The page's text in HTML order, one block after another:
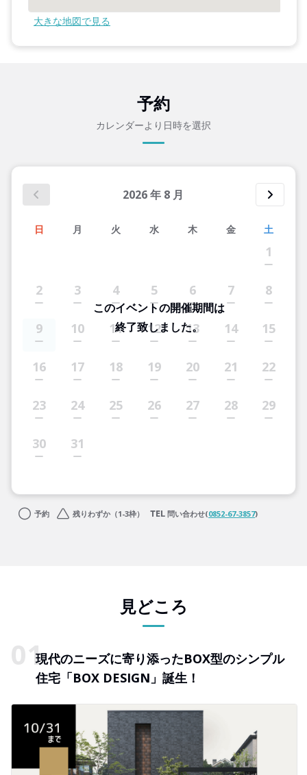
大きな地図で見る
予約
カレンダーより日時を選択
2026年 8 月
日 月 火 水 木 金 土
1
2 3 4 5 6 7 8
9 10 11 12 13 14 15
16 17 18 19 20 21 22
23 24 25 26 27 28 29
30 31
このイベントの開催期間は
終了致しました。
予約 残りわずか（1-3枠） 問い合わせ(0852-67-3857)
見どころ
現代のニーズに寄り添ったBOX型のシンプル
住宅「BOX DESIGN」誕生！